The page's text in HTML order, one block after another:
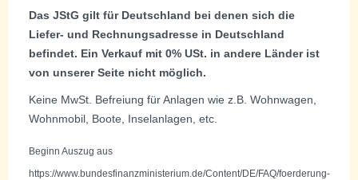
Das JStG gilt für Deutschland bei denen sich die
Liefer- und Rechnungsadresse in Deutschland
befindet. Ein Verkauf mit 0% USt. in andere Länder ist
von unserer Seite nicht möglich.
Keine MwSt. Befreiung für Anlagen wie z.B. Wohnwagen,
Wohnmobil, Boote, Inselanlagen, etc.
Beginn Auszug aus
https://www.bundesfinanzministerium.de/Content/DE/FAQ/foerderung-